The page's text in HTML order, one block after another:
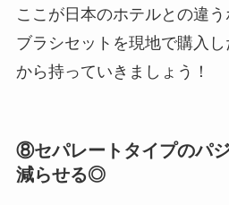
ここが日本のホテルとの違
ブラシセットを現地で購入
から持っていきましょう！
⑧セパレートタイプのパ
減らせる◎